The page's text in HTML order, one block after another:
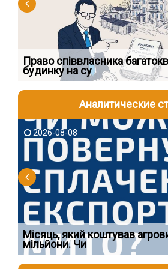
Право співвласника
будинку на су
Аналитические
2026-08-08
Місяць, який коштував
мільйони. Чи